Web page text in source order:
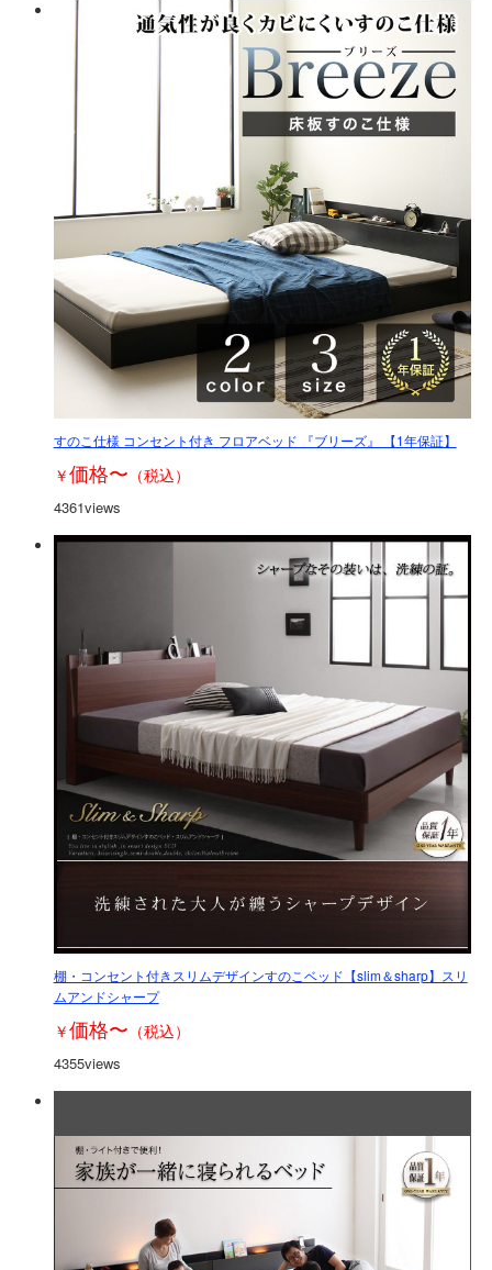
すのこ仕様 コンセント付き フロアベッド 『ブリーズ』 【1年保証】
￥価格〜 （税込）
4361views
棚・コンセント付きスリムデザインすのこベッド【slim＆sharp】スリ
ムアンドシャープ
￥価格〜 （税込）
4355views